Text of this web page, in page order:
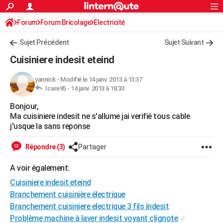
ACTUALITÉS
Politique
Société
Faits Divers
Education
Monde
Villes
+
FINANCE
Retraite
Impôts
Epargne
Immobilier
Risques naturels par ville
Banque
Assurance
Crédit
AUTO
Essais
Réserver un essai
Citadines
Berlines
SUV
Forum auto
+HIGH-TECH
Mobiles
Meilleur smartphone
Internet
Ordinateurs
Jeux vidéo
Guide high-tech
+
Forum
Aménagement intérieur
Extérieur
Cuisine
Salle de bains
Jardinage
Rangement
WEEK-END
Guides de France
Escapades
Patrimoine
Expositions
Musées
Week-end nature
+LIFESTYLE
Art de vivre
Bien-être
Loisirs
Mode
Modes de vie
SANTE
Alimentation
Guide de la santé
Maladies
Médicaments
Sommeil
VOYAGE
S'inscrire
Connexion
Forum Forum Bricolage Electricité
Sujet Précédent Sujet Suivant
Cuisiniere indesit eteind
yannick- Modifié le 14 janv. 2013 à 13:37
Icare95 - 14 janv. 2013 à 18:33
Bonjour,
Ma cuisiniere indesit ne s'allume jai verifié tous cable
j'usque la sans reponse
Répondre (3) Partager
A voir également:
Cuisiniere indesit eteind
Branchement cuisinière électrique
Branchement cuisiniere electrique 3 fils indesit
Problème machine à laver indesit voyant clignote ✓